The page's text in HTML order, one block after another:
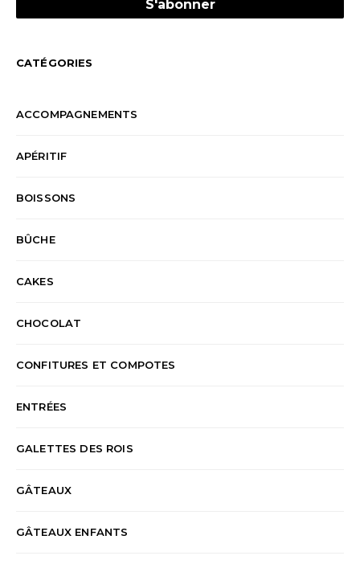
CATÉGORIES
ACCOMPAGNEMENTS
APÉRITIF
BOISSONS
BÛCHE
CAKES
CHOCOLAT
CONFITURES ET COMPOTES
ENTRÉES
GALETTES DES ROIS
GÂTEAUX
GÂTEAUX ENFANTS